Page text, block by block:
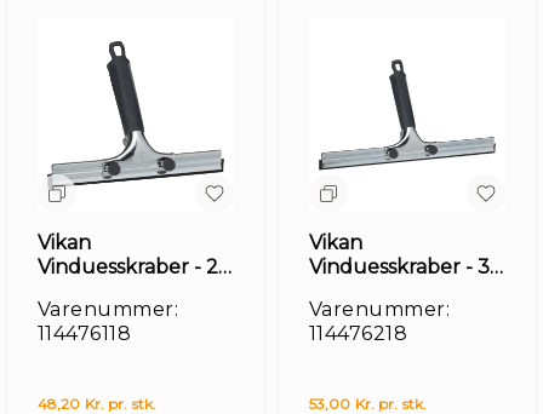
Vikan
Vinduesskraber - 25
Varenummer:
114476118
48,20 Kr. pr. stk.
Vikan
Vinduesskraber - 35
Varenummer:
114476218
53,00 Kr. pr. stk.